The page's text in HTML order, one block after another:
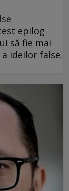
epilog
să fie mai
ideilor false.